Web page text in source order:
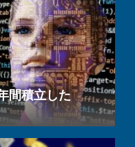
間積立した